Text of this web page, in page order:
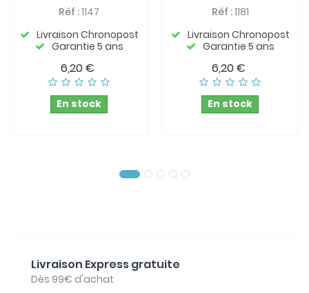
Réf :1147
Livraison Chronopost
Garantie 5 ans
6,20 €
En stock
Réf :1181
Livraison Chronopost
Garantie 5 ans
6,20 €
En stock
Livraison Express gratuite
Dès 99€ d'achat